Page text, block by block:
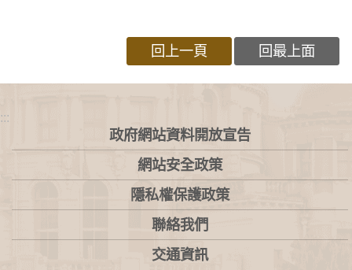
回上一頁 回最上面
:::
政府網站資料開放宣告
網站安全政策
隱私權保護政策
聯絡我們
交通資訊